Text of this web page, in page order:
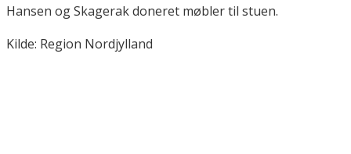
Hansen og Skagerak doneret møbler til stuen.
Kilde: Region Nordjylland